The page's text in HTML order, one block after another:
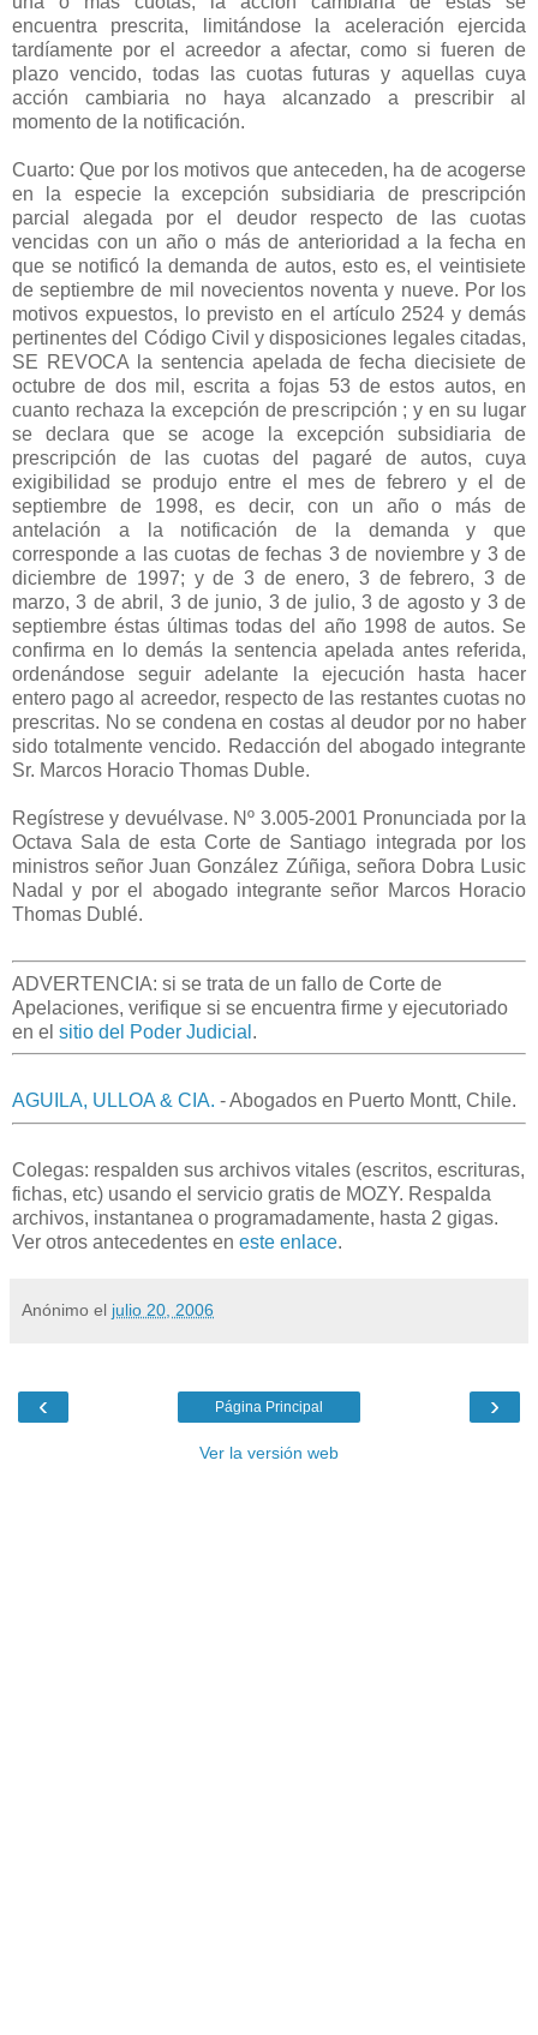
encuentra prescrita, limitándose la aceleración ejercida
tardíamente por el acreedor a afectar, como si fueren de
plazo vencido, todas las cuotas futuras y aquellas cuya
acción cambiaria no haya alcanzado a prescribir al
momento de la notificación.
Cuarto: Que por los motivos que anteceden, ha de acogerse
en la especie la excepción subsidiaria de prescripción
parcial alegada por el deudor respecto de las cuotas
vencidas con un año o más de anterioridad a la fecha en
que se notificó la demanda de autos, esto es, el veintisiete
de septiembre de mil novecientos noventa y nueve. Por los
motivos expuestos, lo previsto en el artículo 2524 y demás
pertinentes del Código Civil y disposiciones legales citadas,
SE REVOCA la sentencia apelada de fecha diecisiete de
octubre de dos mil, escrita a fojas 53 de estos autos, en
cuanto rechaza la excepción de prescripción ; y en su lugar
se declara que se acoge la excepción subsidiaria de
prescripción de las cuotas del pagaré de autos, cuya
exigibilidad se produjo entre el mes de febrero y el de
septiembre de 1998, es decir, con un año o más de
antelación a la notificación de la demanda y que
corresponde a las cuotas de fechas 3 de noviembre y 3 de
diciembre de 1997; y de 3 de enero, 3 de febrero, 3 de
marzo, 3 de abril, 3 de junio, 3 de julio, 3 de agosto y 3 de
septiembre éstas últimas todas del año 1998 de autos. Se
confirma en lo demás la sentencia apelada antes referida,
ordenándose seguir adelante la ejecución hasta hacer
entero pago al acreedor, respecto de las restantes cuotas no
prescritas. No se condena en costas al deudor por no haber
sido totalmente vencido. Redacción del abogado integrante
Sr. Marcos Horacio Thomas Duble.
Regístrese y devuélvase. Nº 3.005-2001 Pronunciada por la
Octava Sala de esta Corte de Santiago integrada por los
ministros señor Juan González Zúñiga, señora Dobra Lusic
Nadal y por el abogado integrante señor Marcos Horacio
Thomas Dublé.
ADVERTENCIA: si se trata de un fallo de Corte de
Apelaciones, verifique si se encuentra firme y ejecutoriado
en el sitio del Poder Judicial .
AGUILA, ULLOA & CIA. - Abogados en Puerto Montt, Chile.
Colegas: respalden sus archivos vitales (escritos, escrituras,
fichas, etc) usando el servicio gratis de MOZY. Respalda
archivos, instantanea o programadamente, hasta 2 gigas.
Ver otros antecedentes en este enlace.
Anónimo el julio 20, 2006
‹ ›
Página Principal
Ver la versión web